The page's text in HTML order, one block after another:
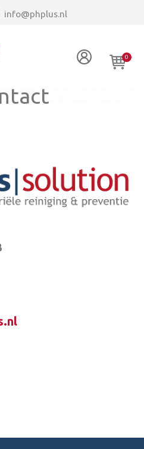
info@phplus.nl
0